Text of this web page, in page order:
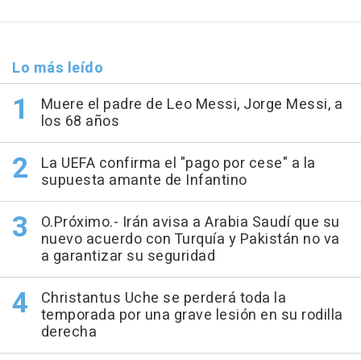
Lo más leído
Muere el padre de Leo Messi, Jorge Messi, a
los 68 años
La UEFA confirma el "pago por cese" a la
supuesta amante de Infantino
O.Próximo.- Irán avisa a Arabia Saudí que su
nuevo acuerdo con Turquía y Pakistán no va
a garantizar su seguridad
Christantus Uche se perderá toda la
temporada por una grave lesión en su rodilla
derecha